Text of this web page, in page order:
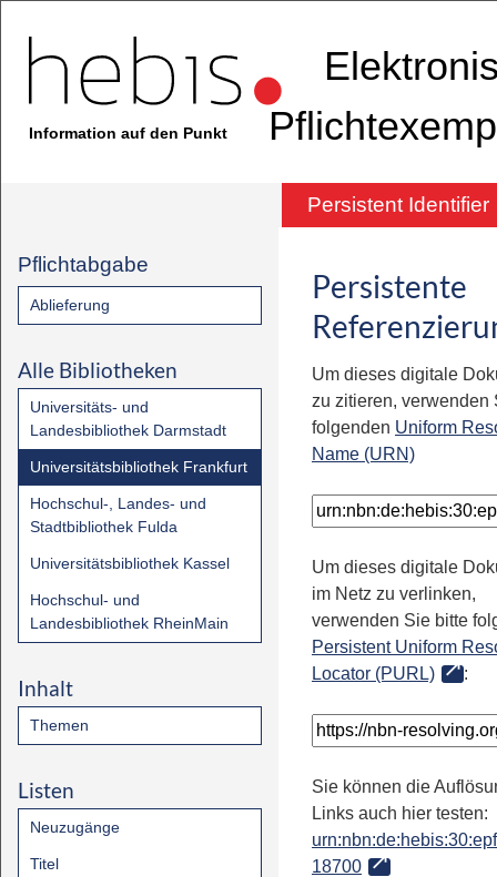
Information auf den Punkt
Persistent Identifier
Pflichtabgabe
Ablieferung
Alle Bibliotheken
Universitäts- und
Landesbibliothek Darmstadt
Universitätsbibliothek Frankfurt
Hochschul-, Landes- und
Stadtbibliothek Fulda
Universitätsbibliothek Kassel
Hochschul- und
Landesbibliothek RheinMain
Inhalt
Themen
Listen
Neuzugänge
Titel
Persistente
Um dieses digitale
zu zitieren, verwenden
folgenden Uniform
Name (URN)
Um dieses digitale
im Netz zu verlinken,
verwenden Sie bitte
Persistent Uniform
Locator (PURL)
:
Sie können die
Links auch hier testen:
18700